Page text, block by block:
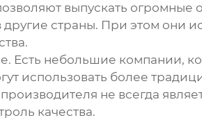
выпускать
страны. При этом они
Есть небольшие компании,
использовать более
не всегда
качества.